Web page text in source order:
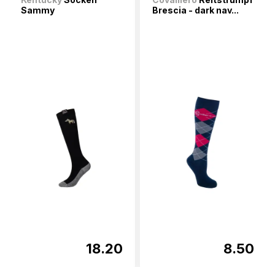
Sammy
18.20
Brescia - dark nav...
8.50